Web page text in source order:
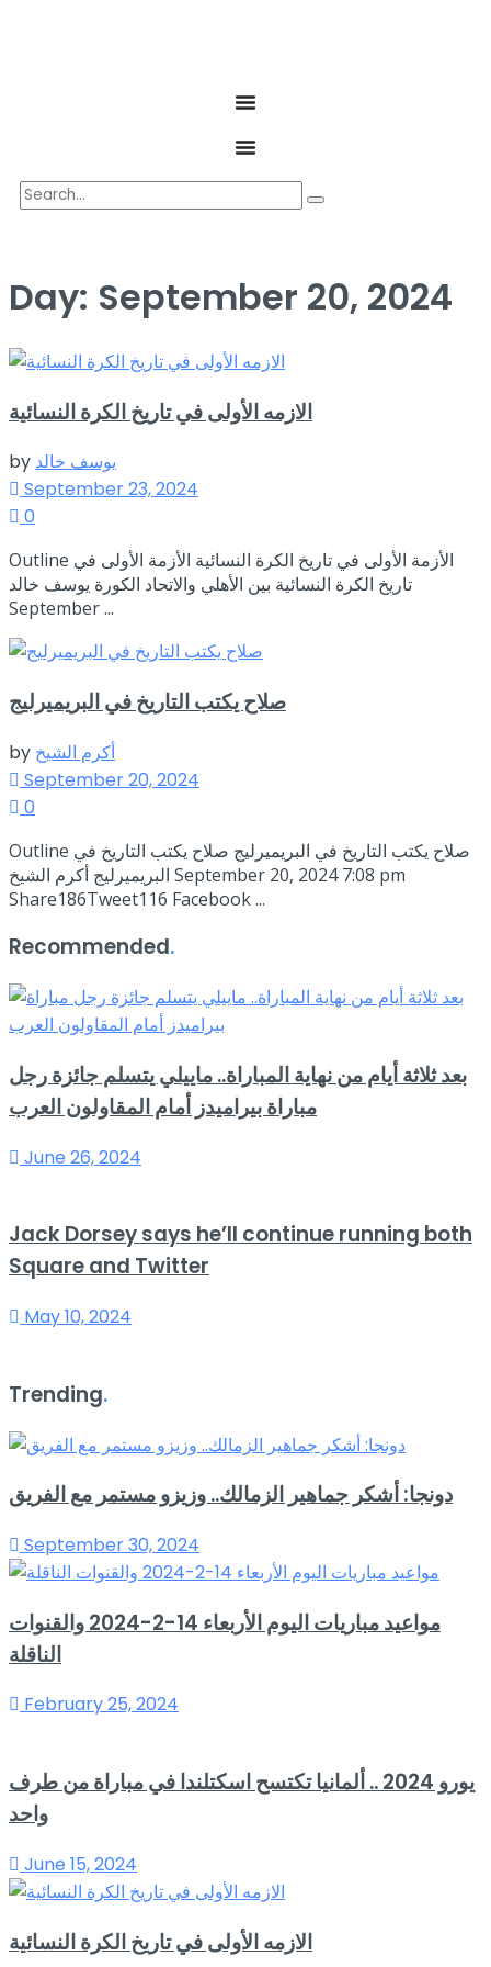
Day: September 20, 2024
الازمه الأولى في تاريخ الكرة النسائية
by يوسف خالد
September 23, 2024
0
Outline الأزمة الأولى في تاريخ الكرة النسائية الأزمة الأولى في
تاريخ الكرة النسائية بين الأهلي والاتحاد الكورة يوسف خالد
September ...
صلاح يكتب التاريخ في البريميرليج
by أكرم الشيخ
September 20, 2024
0
Outline صلاح يكتب التاريخ في البريميرليج صلاح يكتب التاريخ في
البريميرليج أكرم الشيخ September 20, 2024 7:08 pm
Share186Tweet116 Facebook ...
Recommended.
بعد ثلاثة أيام من نهاية المباراة.. ماييلي يتسلم جائزة رجل
مباراة بيراميدز أمام المقاولون العرب
June 26, 2024
Jack Dorsey says he’ll continue running both
Square and Twitter
May 10, 2024
Trending.
دونجا: أشكر جماهير الزمالك.. وزيزو مستمر مع الفريق
September 30, 2024
مواعيد مباريات اليوم الأربعاء 14-2-2024 والقنوات
الناقلة
February 25, 2024
يورو 2024 .. ألمانيا تكتسح اسكتلندا في مباراة من طرف
واحد
June 15, 2024
الازمه الأولى في تاريخ الكرة النسائية